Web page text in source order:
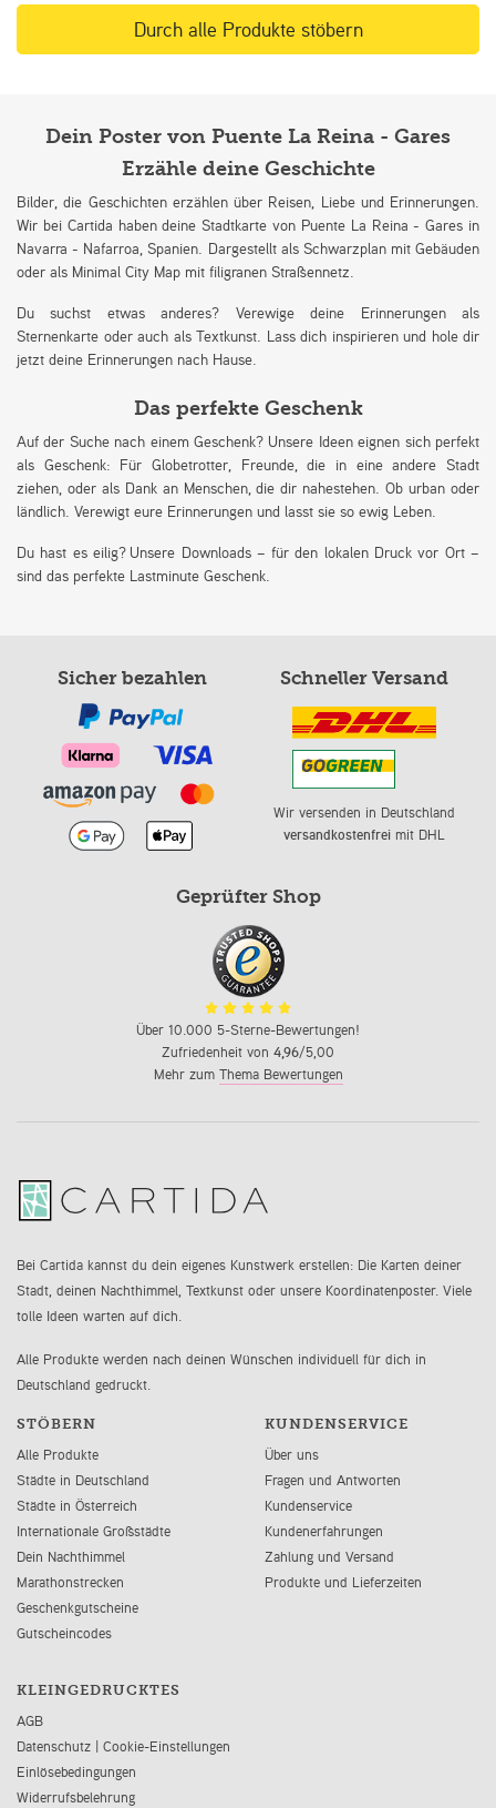
Durch alle Produkte stöbern
Dein Poster von Puente La Reina - Gares
Erzähle deine Geschichte
Bilder, die Geschichten erzählen über Reisen, Liebe und Erinnerungen.
Wir bei Cartida haben deine Stadtkarte von Puente La Reina - Gares in
Navarra - Nafarroa, Spanien. Dargestellt als Schwarzplan mit Gebäuden
oder als Minimal City Map mit filigranen Straßennetz.
Du suchst etwas anderes? Verewige deine Erinnerungen als
Sternenkarte oder auch als Textkunst. Lass dich inspirieren und hole dir
jetzt deine Erinnerungen nach Hause.
Das perfekte Geschenk
Auf der Suche nach einem Geschenk? Unsere Ideen eignen sich perfekt
als Geschenk: Für Globetrotter, Freunde, die in eine andere Stadt
ziehen, oder als Dank an Menschen, die dir nahestehen. Ob urban oder
ländlich. Verewigt eure Erinnerungen und lasst sie so ewig Leben.
Du hast es eilig? Unsere Downloads – für den lokalen Druck vor Ort –
sind das perfekte Lastminute Geschenk.
Sicher bezahlen Schneller Versand
Wir versenden in Deutschland
versandkostenfreimit DHL
Geprüfter Shop
Über 10.000 5-Sterne-Bewertungen!
Zufriedenheit von 4,96/5,00
Mehr zum Thema Bewertungen
Bei Cartida kannst du dein eigenes Kunstwerk erstellen: Die Karten deiner
Stadt, deinen Nachthimmel, Textkunst oder unsere Koordinatenposter. Viele
tolle Ideen warten auf dich.
Alle Produkte werden nach deinen Wünschen individuell für dich in
Deutschland gedruckt.
STÖBERN
Alle Produkte
Städte in Deutschland
Städte in Österreich
Internationale Großstädte
Dein Nachthimmel
Marathonstrecken
Geschenkgutscheine
Gutscheincodes
KUNDENSERVICE
Über uns
Fragen und Antworten
Kundenservice
Kundenerfahrungen
Zahlung und Versand
Produkte und Lieferzeiten
KLEINGEDRUCKTES
AGB
Datenschutz | Cookie-Einstellungen
Einlösebedingungen
Widerrufsbelehrung